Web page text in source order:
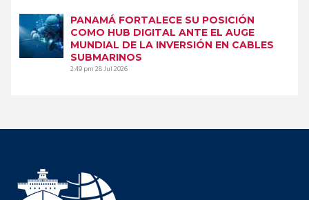
PANAMÁ FORTALECE SU POSICIÓN
COMO HUB DIGITAL ANTE EL AUGE
MUNDIAL DE LA INVERSIÓN EN CABLES
SUBMARINOS
2:49 pm28 Jul 2026